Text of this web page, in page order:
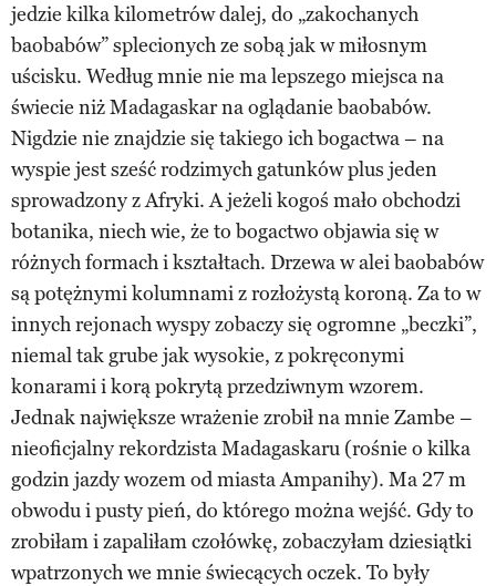
jedzie kilka kilometrów dalej, do „zakochanych
baobabów” splecionych ze sobą jak w miłosnym
uścisku. Według mnie nie ma lepszego miejsca na
świecie niż Madagaskar na oglądanie baobabów.
Nigdzie nie znajdzie się takiego ich bogactwa – na
wyspie jest sześć rodzimych gatunków plus jeden
sprowadzony z Afryki. A jeżeli kogoś mało obchodzi
botanika, niech wie, że to bogactwo objawia się w
różnych formach i kształtach. Drzewa w alei baobabów
są potężnymi kolumnami z rozłożystą koroną. Za to w
innych rejonach wyspy zobaczy się ogromne „beczki”,
niemal tak grube jak wysokie, z pokręconymi
konarami i korą pokrytą przedziwnym wzorem.
Jednak największe wrażenie zrobił na mnie Zambe –
nieoficjalny rekordzista Madagaskaru (rośnie o kilka
godzin jazdy wozem od miasta Ampanihy). Ma 27 m
obwodu i pusty pień, do którego można wejść. Gdy to
zrobiłam i zapaliłam czołówkę, zobaczyłam dziesiątki
wpatrzonych we mnie świecących oczek. To były